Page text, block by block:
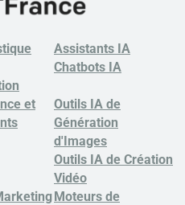
Assistants IA
Chatbots IA
et
Outils IA de
Génération
d'Images
Outils IA de Création
Vidéo
Moteurs de